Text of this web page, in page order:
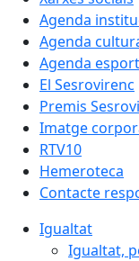
Agenda
Agenda
Agenda
El Sesrovirenc
Premis
Imatge
RTV10
Hemeroteca
Contacte
Igualtat
Igualtat,